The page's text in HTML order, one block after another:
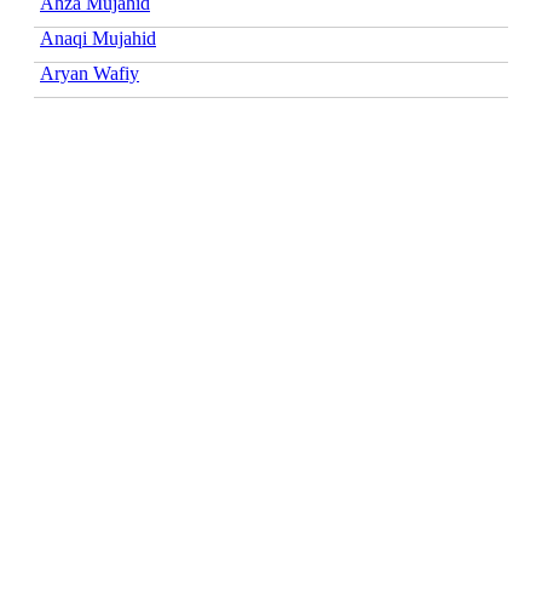
Anaqi Mujahid
Aryan Wafiy